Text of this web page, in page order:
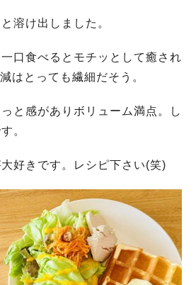
溶け出しました。
口食べるとモチッとして癒され
はとっても繊細だそう。
と感がありボリューム満点。し
。
好きです。レシピ下さい(笑)